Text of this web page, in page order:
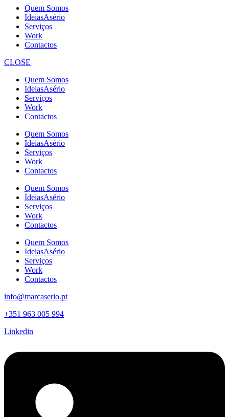
Quem Somos
IdeiasAsério
Serviços
Work
Contactos
CLOSE
Quem Somos
IdeiasAsério
Serviços
Work
Contactos
Quem Somos
IdeiasAsério
Serviços
Work
Contactos
Quem Somos
IdeiasAsério
Serviços
Work
Contactos
Quem Somos
IdeiasAsério
Serviços
Work
Contactos
info@marcaserio.pt
+351 963 005 994
Linkedin